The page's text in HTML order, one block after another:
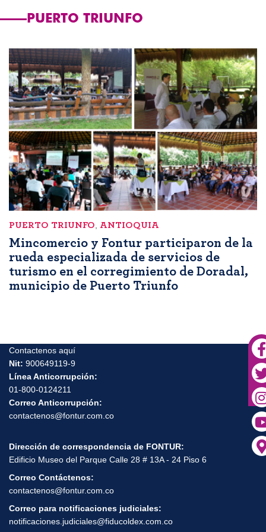
PUERTO TRIUNFO
PUERTO TRIUNFO ANTIOQUIA
Mincomercio y Fontur participaron de la
rueda especializada de servicios de
turismo en el corregimiento de Doradal,
municipio de Puerto Triunfo
Contactenos aquí
Nit: 900649119-9
Línea Anticorrupción:
01-800-0124211
Correo Anticorrupción:
contactenos@fontur.com.co
Dirección de correspondencia de FONTUR:
Edificio Museo del Parque Calle 28 # 13A - 24 Piso 6
Correo Contáctenos:
contactenos@fontur.com.co
Correo para notificaciones judiciales:
notificaciones.judiciales@fiducoldex.com.co